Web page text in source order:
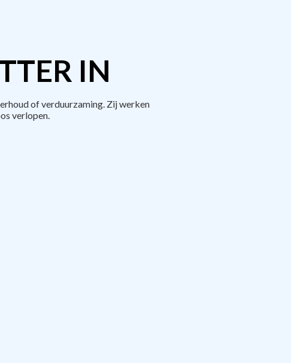
IN
of verduurzaming. Zij werken
verlopen.